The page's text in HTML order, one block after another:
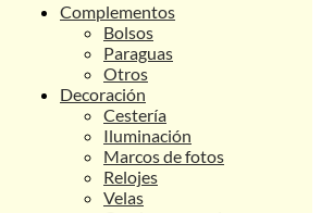
Complementos
Bolsos
Paraguas
Otros
Decoración
Cestería
Iluminación
Marcos de fotos
Relojes
Velas